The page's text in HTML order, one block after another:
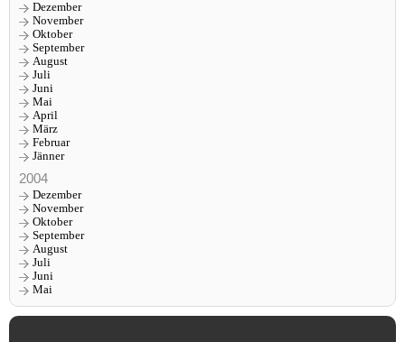
Dezember
November
Oktober
September
August
Juli
Juni
Mai
April
März
Februar
Jänner
2004
Dezember
November
Oktober
September
August
Juli
Juni
Mai